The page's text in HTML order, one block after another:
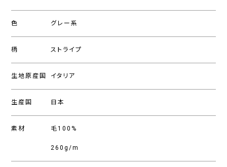
色 グレー系
柄 ストライプ
生地原産国 イタリア
生産国 日本
素材 毛100%
260g/m